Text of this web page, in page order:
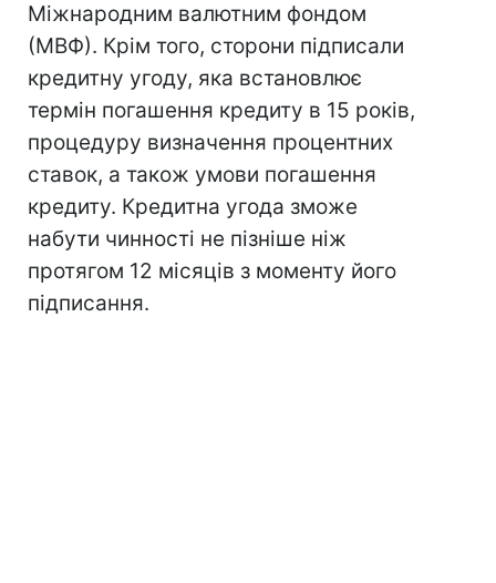
Міжнародним валютним фондом
(МВФ). Крім того, сторони підписали
кредитну угоду, яка встановлює
термін погашення кредиту в 15 років,
процедуру визначення процентних
ставок, а також умови погашення
кредиту. Кредитна угода зможе
набути чинності не пізніше ніж
протягом 12 місяців з моменту його
підписання.